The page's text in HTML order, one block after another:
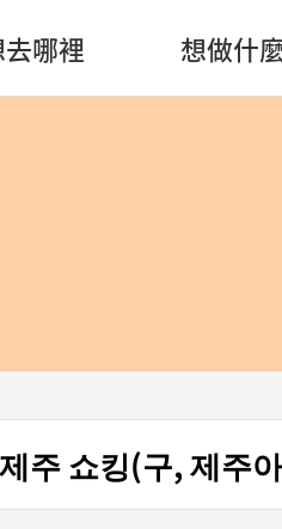
哪裡 想做什
쇼킹(구, 제주